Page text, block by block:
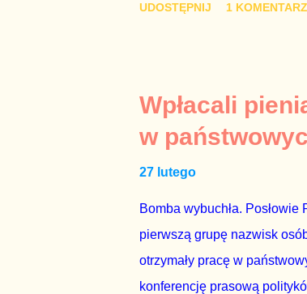
prawdziwe – zagrażają
prawdziwe” jest konieczne,
reputacji, ale mimo upływu
oskarżany polityk milczy.
UDOSTĘPNIJ 1 KOMENTARZ
Wpłacali
w
27 lutego
Bomba wybuchła.
pierwszą grupę nazwisk
otrzymały pracę w
konferencję prasową